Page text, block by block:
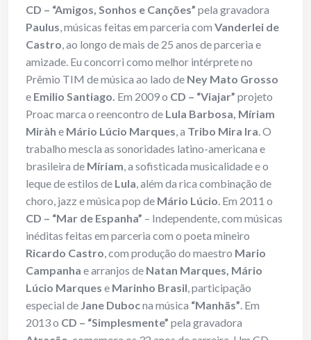
CD – “Amigos, Sonhos e Canções” pela gravadora
Paulus, músicas feitas em parceria com Vanderlei de
Castro, ao longo de mais de 25 anos de parceria e
amizade. Eu concorri como melhor intérprete no
Prêmio TIM de música ao lado de Ney Mato Grosso
e Emilio Santiago. Em 2009 o CD – “Viajar” projeto
Proac marca o reencontro de Lula Barbosa, Míriam
Miràh e Mário Lúcio Marques, a Tribo Mira Ira. O
trabalho mescla as sonoridades latino-americana e
brasileira de Míriam, a sofisticada musicalidade e o
leque de estilos de Lula, além da rica combinação de
choro, jazz e música pop de Mário Lúcio. Em 2011 o
CD – “Mar de Espanha” – Independente, com músicas
inéditas feitas em parceria com o poeta mineiro
Ricardo Castro, com produção do maestro Mario
Campanha e arranjos de Natan Marques, Mário
Lúcio Marques e Marinho Brasil, participação
especial de Jane Dubocna música “Manhãs”. Em
2013 o CD – “Simplesmente” pela gravadora